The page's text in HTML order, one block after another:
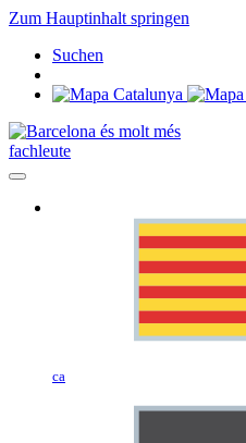
Zum Hauptinhalt springen
Suchen
fachleute
ca